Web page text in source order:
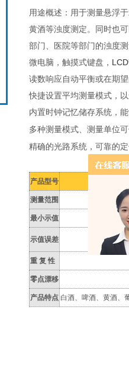
用途概述：用于测量悬浮
黄酒等浊度测定。同时也
部门、医院等部门的浊度测
微电脑，触摸式键盘， LCD
读数响应自动平衡或在期
快捷设置平均测量模式，
内置时钟记忆储存系统，
多种测量模式、测量单位
精确的光路系统，可靠的
产品型号
测量范围
最小示值
示值误差
重 复 性
零点漂移
产品特点 白酒、啤酒、黄酒、